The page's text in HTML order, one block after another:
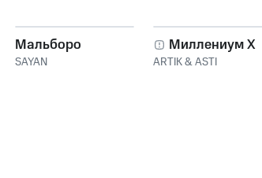
Мальборо
SAYAN
Миллениум X
ARTIK & ASTI